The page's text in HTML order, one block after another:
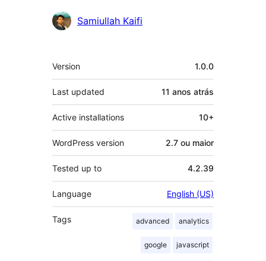
Contribuidores
Samiullah Kaifi
Meta
Version 1.0.0
Last updated 11 anos atrás
Active installations 10+
WordPress version 2.7 ou maior
Tested up to 4.2.39
Language English (US)
Tags advanced analytics
google javascript